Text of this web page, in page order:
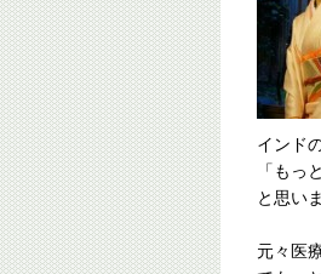
インド
「もっ
と思い
元々医